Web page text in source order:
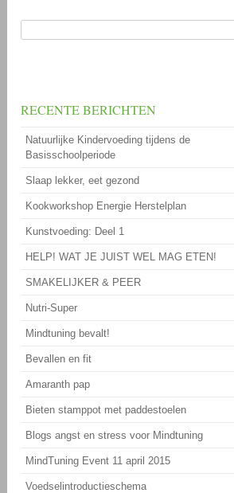
RECENTE BERICHTEN
Natuurlijke Kindervoeding tijdens de
Basisschoolperiode
Slaap lekker, eet gezond
Kookworkshop Energie Herstelplan
Kunstvoeding: Deel 1
HELP! WAT JE JUIST WEL MAG ETEN!
SMAKELIJKER & PEER
Nutri-Super
Mindtuning bevalt!
Bevallen en fit
Amaranth pap
Bieten stamppot met paddestoelen
Blogs angst en stress voor Mindtuning
MindTuning Event 11 april 2015
Voedselintroductieschema